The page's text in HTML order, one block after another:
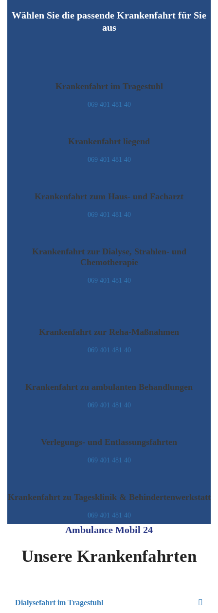
Wählen Sie die passende Krankenfahrt für Sie
aus
Krankenfahrt im Tragestuhl
069 401 481 40
Krankenfahrt liegend
069 401 481 40
Krankenfahrt zum Haus- und Facharzt
069 401 481 40
Krankenfahrt zur Dialyse, Strahlen- und
Chemotherapie
069 401 481 40
Krankenfahrt zur Reha-Maßnahmen
069 401 481 40
Krankenfahrt zu ambulanten Behandlungen
069 401 481 40
Verlegungs- und Entlassungsfahrten
069 401 481 40
Krankenfahrt zu Tagesklinik & Behindertenwerkstatt
069 401 481 40
Ambulance Mobil 24
Unsere Krankenfahrten
Dialysefahrt im Tragestuhl